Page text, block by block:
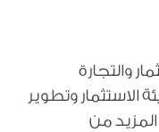
والتجارة
الاستثمار وتطوير
من